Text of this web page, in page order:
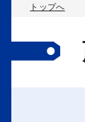
トップへ